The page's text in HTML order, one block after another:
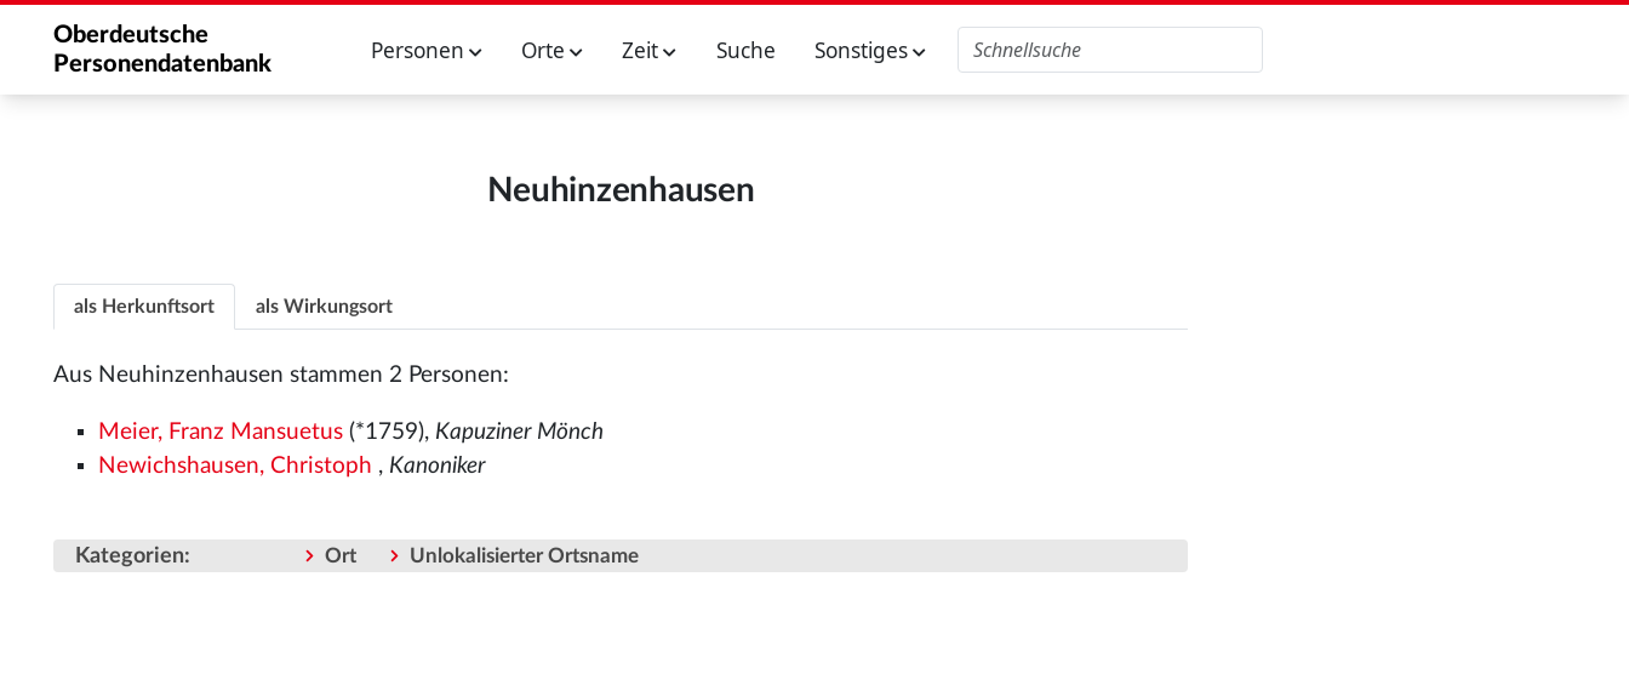
Oberdeutsche
Personendatenbank
Personen Orte Zeit Suche Sonstiges
Neuhinzenhausen
als Herkunftsort als Wirkungsort
Aus Neuhinzenhausen stammen 2 Personen:
Meier, Franz Mansuetus (*1759), Kapuziner Mönch
Newichshausen, Christoph , Kanoniker
Kategorien: Ort Unlokalisierter Ortsname